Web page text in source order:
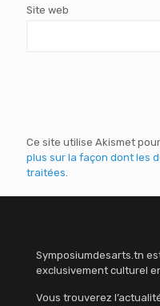
Site web
Ce site utilise Akismet
plus sur la façon dont les
traitées.
Symposiumdesarts.tn
exclusivement culturel
Vous trouverez